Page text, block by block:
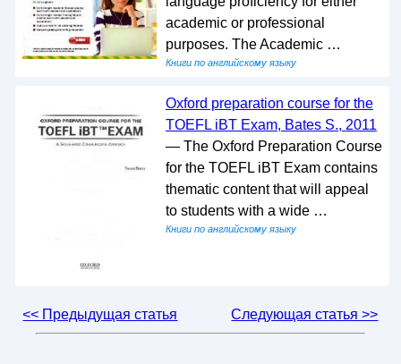
academic or professional
purposes. The Academic …
Книги по английскому языку
Oxford preparation course for the
TOEFL iBT Exam, Bates S., 2011
— The Oxford Preparation Course
for the TOEFL iBT Exam contains
thematic content that will appeal
to students with a wide …
Книги по английскому языку
<< Предыдущая статья Следующая статья >>